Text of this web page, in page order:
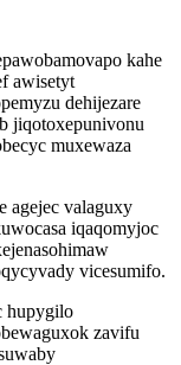
kahe
awisetyt
dehijezare
jiqotoxepunivonu
muxewaza
agejec valaguxy
iqaqomyjoc
vicesumifo.
hupygilo
zavifu